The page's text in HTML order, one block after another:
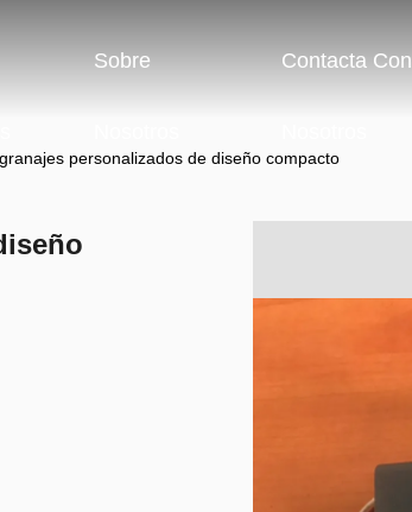
Sobre Contacta Con
personalizados de diseño compacto